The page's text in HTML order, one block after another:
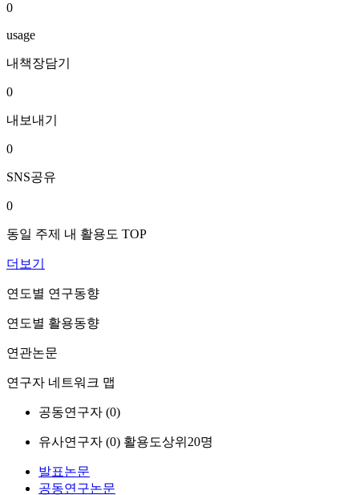
0
usage
내책장담기
0
내보내기
0
SNS공유
0
동일 주제 내 활용도 TOP
더보기
연도별 연구동향
연도별 활용동향
연관논문
연구자 네트워크 맵
공동연구자 (0)
유사연구자 (0) 활용도상위20명
발표논문
공동연구논문